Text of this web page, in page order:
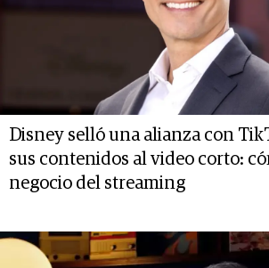
Disney selló una alianza con
sus contenidos al video corto:
negocio del streaming